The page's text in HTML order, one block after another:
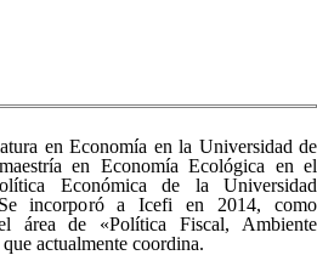
en Economía en la Universidad de
en Economía Ecológica en el
Económica de la Universidad
incorporó a Icefi en 2014, como
área de «Política Fiscal, Ambiente
actualmente coordina.